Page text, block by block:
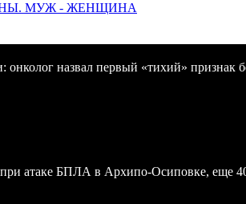
МУЖ - ЖЕНЩИНА
онколог назвал первый «тихий» признак
атаке БПЛА в Архипо-Осиповке, еще